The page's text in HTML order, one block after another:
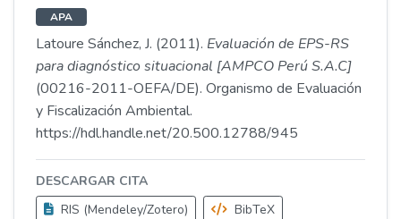
APA
Latoure Sánchez, J. (2011). Evaluación de EPS-RS
para diagnóstico situacional [AMPCO Perú S.A.C]
(00216-2011-OEFA/DE). Organismo de Evaluación
y Fiscalización Ambiental.
https://hdl.handle.net/20.500.12788/945
DESCARGAR CITA
RIS (Mendeley/Zotero)
BibTeX